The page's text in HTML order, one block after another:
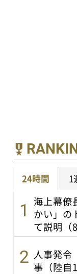
24時間 1
海上幕僚
かい」の
て説明（
人事発
事（陸自